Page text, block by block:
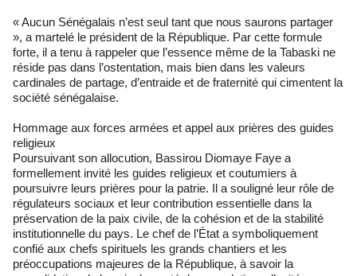
« Aucun Sénégalais n’est seul tant que nous saurons partager
», a martelé le président de la République. Par cette formule
forte, il a tenu à rappeler que l’essence même de la Tabaski ne
réside pas dans l’ostentation, mais bien dans les valeurs
cardinales de partage, d’entraide et de fraternité qui cimentent la
société sénégalaise.
Hommage aux forces armées et appel aux prières des guides
religieux
Poursuivant son allocution, Bassirou Diomaye Faye a
formellement invité les guides religieux et coutumiers à
poursuivre leurs prières pour la patrie. Il a souligné leur rôle de
régulateurs sociaux et leur contribution essentielle dans la
préservation de la paix civile, de la cohésion et de la stabilité
institutionnelle du pays. Le chef de l’État a symboliquement
confié aux chefs spirituels les grands chantiers et les
préoccupations majeures de la République, à savoir la